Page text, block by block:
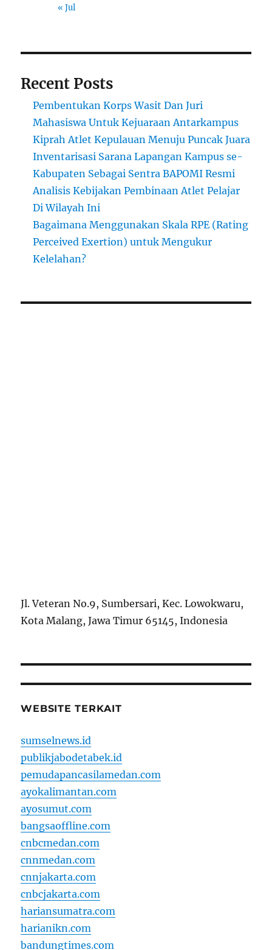
« Jul
Recent Posts
Pembentukan Korps Wasit Dan Juri
Mahasiswa Untuk Kejuaraan Antarkampus
Kiprah Atlet Kepulauan Menuju Puncak Juara
Inventarisasi Sarana Lapangan Kampus se-
Kabupaten Sebagai Sentra BAPOMI Resmi
Analisis Kebijakan Pembinaan Atlet Pelajar
Di Wilayah Ini
Bagaimana Menggunakan Skala RPE (Rating
Perceived Exertion) untuk Mengukur
Kelelahan?
Jl. Veteran No.9, Sumbersari, Kec. Lowokwaru,
Kota Malang, Jawa Timur 65145, Indonesia
WEBSITE TERKAIT
sumselnews.id
publikjabodetabek.id
pemudapancasilamedan.com
ayokalimantan.com
ayosumut.com
bangsaoffline.com
cnbcmedan.com
cnnmedan.com
cnnjakarta.com
cnbcjakarta.com
hariansumatra.com
harianikn.com
bandungtimes.com